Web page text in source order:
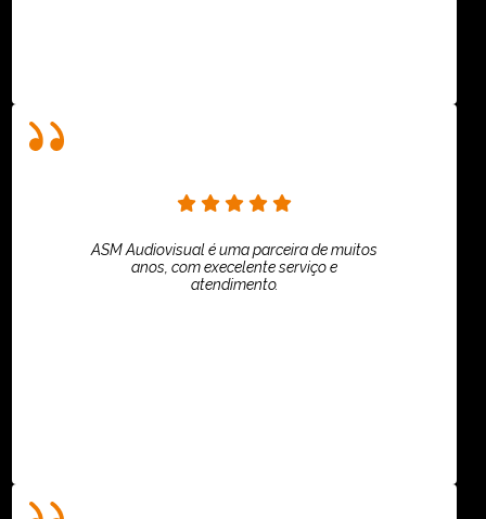
ASM Audiovisual é uma parceira de muitos
anos, com execelente serviço e
atendimento.